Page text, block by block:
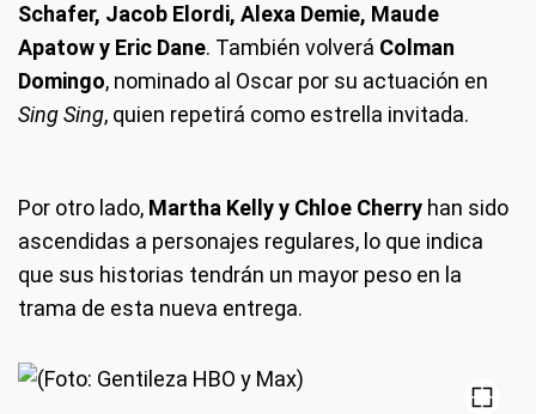
Schafer, Jacob Elordi, Alexa Demie, Maude
Apatow y Eric Dane. También volverá Colman
Domingo, nominado al Oscar por su actuación en
Sing Sing, quien repetirá como estrella invitada.
Por otro lado, Martha Kelly y Chloe Cherry han sido
ascendidas a personajes regulares, lo que indica
que sus historias tendrán un mayor peso en la
trama de esta nueva entrega.